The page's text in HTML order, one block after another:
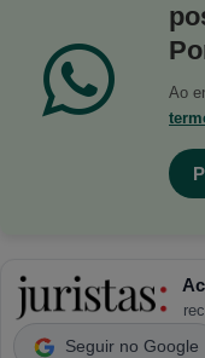
Ao
Seguir no Google